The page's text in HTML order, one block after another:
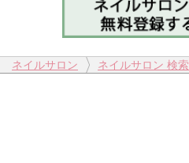
ネイルサロン ネイルサロン 検索